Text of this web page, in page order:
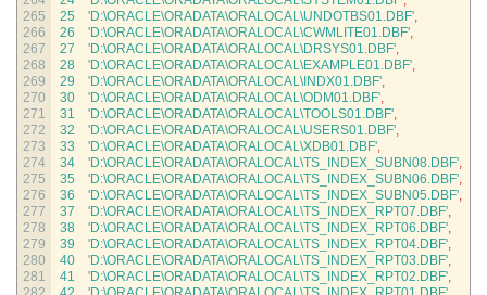
265
266
267
268
269
270
271
272
273
274
275
276
277
278
279
280
281
25
'D:\ORACLE\ORADATA\ORALOCAL\UNDOTBS01.DBF',
26
'D:\ORACLE\ORADATA\ORALOCAL\CWMLITE01.DBF',
27
'D:\ORACLE\ORADATA\ORALOCAL\DRSYS01.DBF',
28
'D:\ORACLE\ORADATA\ORALOCAL\EXAMPLE01.DBF',
29
'D:\ORACLE\ORADATA\ORALOCAL\INDX01.DBF',
30
'D:\ORACLE\ORADATA\ORALOCAL\ODM01.DBF',
31
'D:\ORACLE\ORADATA\ORALOCAL\TOOLS01.DBF',
32
'D:\ORACLE\ORADATA\ORALOCAL\USERS01.DBF',
33
'D:\ORACLE\ORADATA\ORALOCAL\XDB01.DBF',
34
'D:\ORACLE\ORADATA\ORALOCAL\TS_INDEX_SUBN08.DBF',
35
'D:\ORACLE\ORADATA\ORALOCAL\TS_INDEX_SUBN06.DBF',
36
'D:\ORACLE\ORADATA\ORALOCAL\TS_INDEX_SUBN05.DBF',
37
'D:\ORACLE\ORADATA\ORALOCAL\TS_INDEX_RPT07.DBF',
38
'D:\ORACLE\ORADATA\ORALOCAL\TS_INDEX_RPT06.DBF',
39
'D:\ORACLE\ORADATA\ORALOCAL\TS_INDEX_RPT04.DBF',
40
'D:\ORACLE\ORADATA\ORALOCAL\TS_INDEX_RPT03.DBF',
41
'D:\ORACLE\ORADATA\ORALOCAL\TS_INDEX_RPT02.DBF',